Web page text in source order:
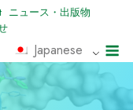
ニュース・出版物
Japanese